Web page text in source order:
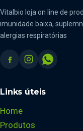
Vitalbio loja on line de
imunidade baixa,
alergias respiratórias
Links úteis
Home
Produtos